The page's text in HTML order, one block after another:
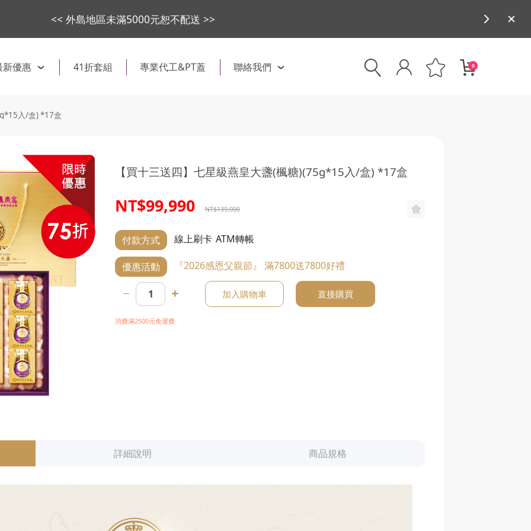
<< 外島地區未滿5000元恕不配送 >>
新優惠 41折套組 專業代工&PT蓋 聯絡我們 0
入/盒) *17盒
【買十三送四】七星級燕皇大盞(楓糖)(75g*15入/盒) *17盒
NT$99,990 NT$139,000
付款方式 線上刷卡 ATM轉帳
優惠活動 『2026感恩父親節』 滿7800送7800好禮
加入購物車 直接購買
消費滿2500元免運費
詳細說明 商品規格